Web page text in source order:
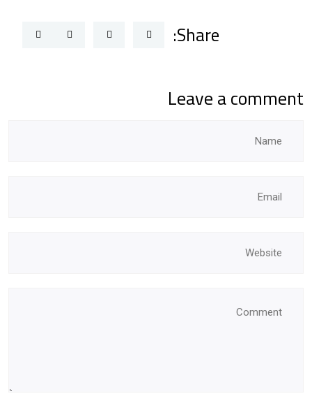
Share:
Leave a comment